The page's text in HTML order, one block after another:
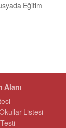
Eğitim
Alanı
Listesi